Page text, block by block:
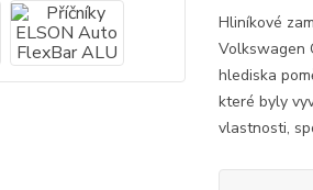
Hliníkové
Volkswagen
hlediska
které byly
vlastnosti,